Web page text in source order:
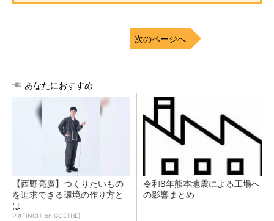
次のページへ
あなたにおすすめ
【西野亮廣】つくりたいもの
を追求できる環境の作り方と
は
PR(FINCHI on GOETHE)
令和8年熊本地震による工場へ
の影響まとめ